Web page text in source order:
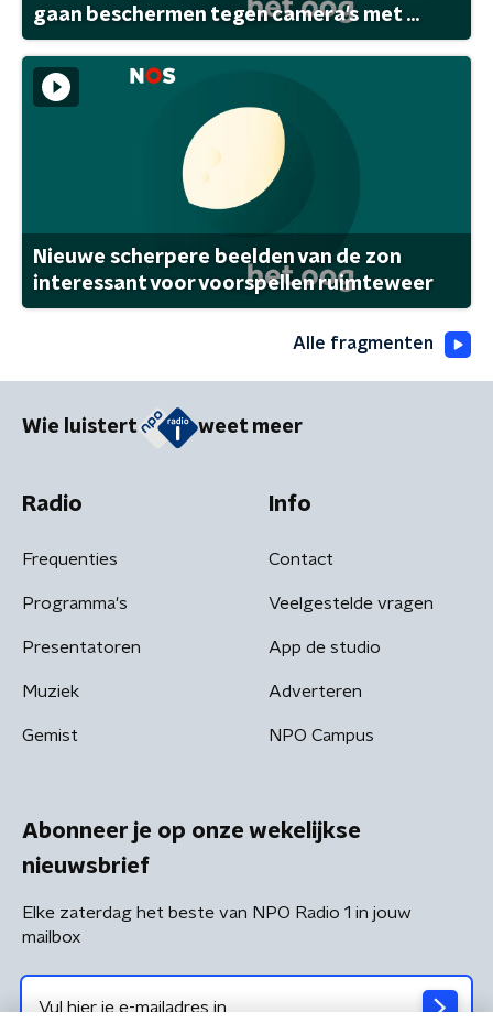
gaan beschermen tegen camera's met ...
Nieuwe scherpere beelden van de zon
interessant voor voorspellen ruimteweer
Alle fragmenten
Wie luistert weet meer
Radio
Frequenties
Programma's
Presentatoren
Muziek
Gemist
Info
Contact
Veelgestelde vragen
App de studio
Adverteren
NPO Campus
Abonneer je op onze wekelijkse
nieuwsbrief
Elke zaterdag het beste van NPO Radio 1 in jouw
mailbox